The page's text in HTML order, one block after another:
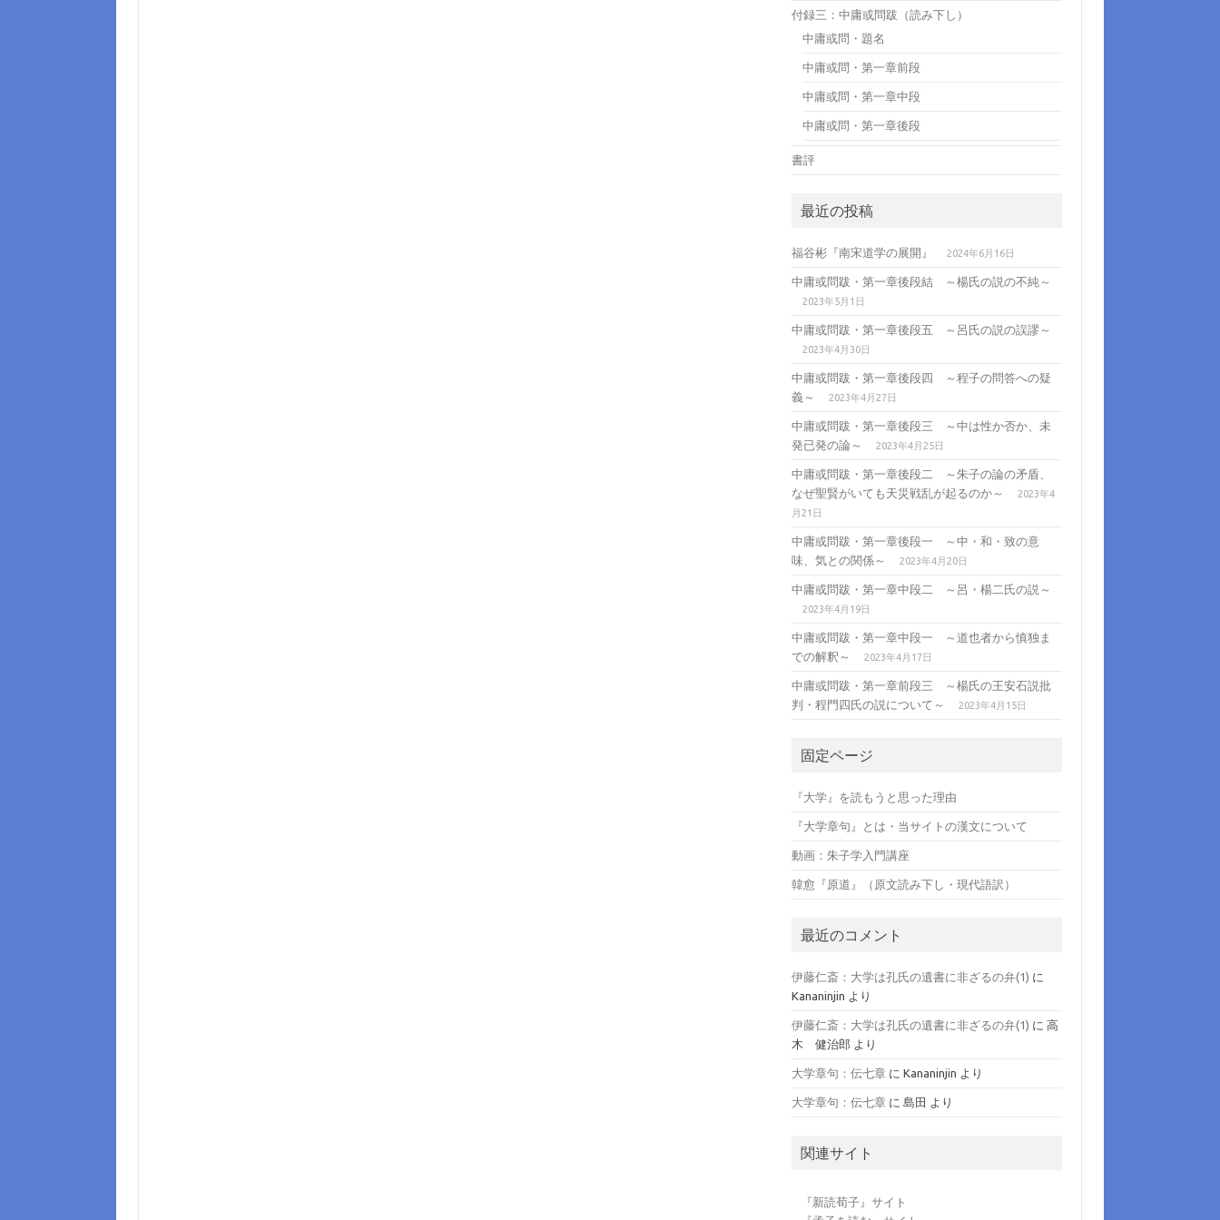
付録三：中庸或問跋（読み下し）
中庸或問・題名
中庸或問・第一章前段
中庸或問・第一章中段
中庸或問・第一章後段
書評
最近の投稿
福谷彬『南宋道学の展開』 2024年6月16日
中庸或問跋・第一章後段結 ～楊氏の説の不純～
2023年5月1日
中庸或問跋・第一章後段五 ～呂氏の説の誤謬～
2023年4月30日
中庸或問跋・第一章後段四 ～程子の問答への疑
義～
2023年4月27日
中庸或問跋・第一章後段三 ～中は性か否か、未
発已発の論～
2023年4月25日
中庸或問跋・第一章後段二 ～朱子の論の矛盾、
なぜ聖賢がいても天災戦乱が起るのか～
2023年4
月21日
中庸或問跋・第一章後段一 ～中・和・致の意
味、気との関係～
2023年4月20日
中庸或問跋・第一章中段二 ～呂・楊二氏の説～
2023年4月19日
中庸或問跋・第一章中段一 ～道也者から慎独ま
での解釈～
2023年4月17日
中庸或問跋・第一章前段三 ～楊氏の王安石説批
判・程門四氏の説について～
2023年4月15日
固定ページ
『大学』を読もうと思った理由
『大学章句』とは・当サイトの漢文について
動画：朱子学入門講座
韓愈『原道』（原文読み下し・現代語訳）
最近のコメント
伊藤仁斎：大学は孔氏の遺書に非ざるの弁(1) に
Kananinjin より
伊藤仁斎：大学は孔氏の遺書に非ざるの弁(1) に高
木 健治郎 より
大学章句：伝七章 にKananinjin より
大学章句：伝七章 に島田 より
関連サイト
『新読荀子』サイト